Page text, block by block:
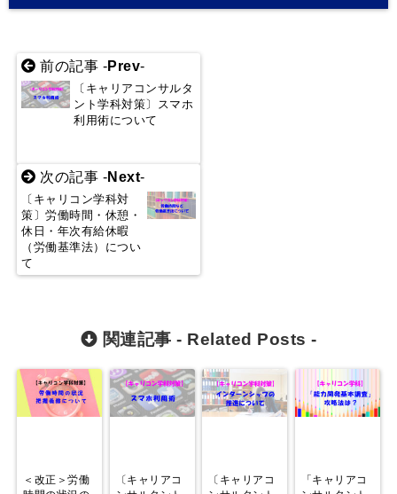
前の記事 -Prev-
〔キャリアコンサルタ
ント学科対策〕スマホ
利用術について
次の記事 -Next-
〔キャリコン学科対
策〕労働時間・休憩・
休日・年次有給休暇
（労働基準法）につい
て
関連記事 - Related Posts -
＜改正＞労働
〔キャリアコ
〔キャリアコ
「キャリアコ